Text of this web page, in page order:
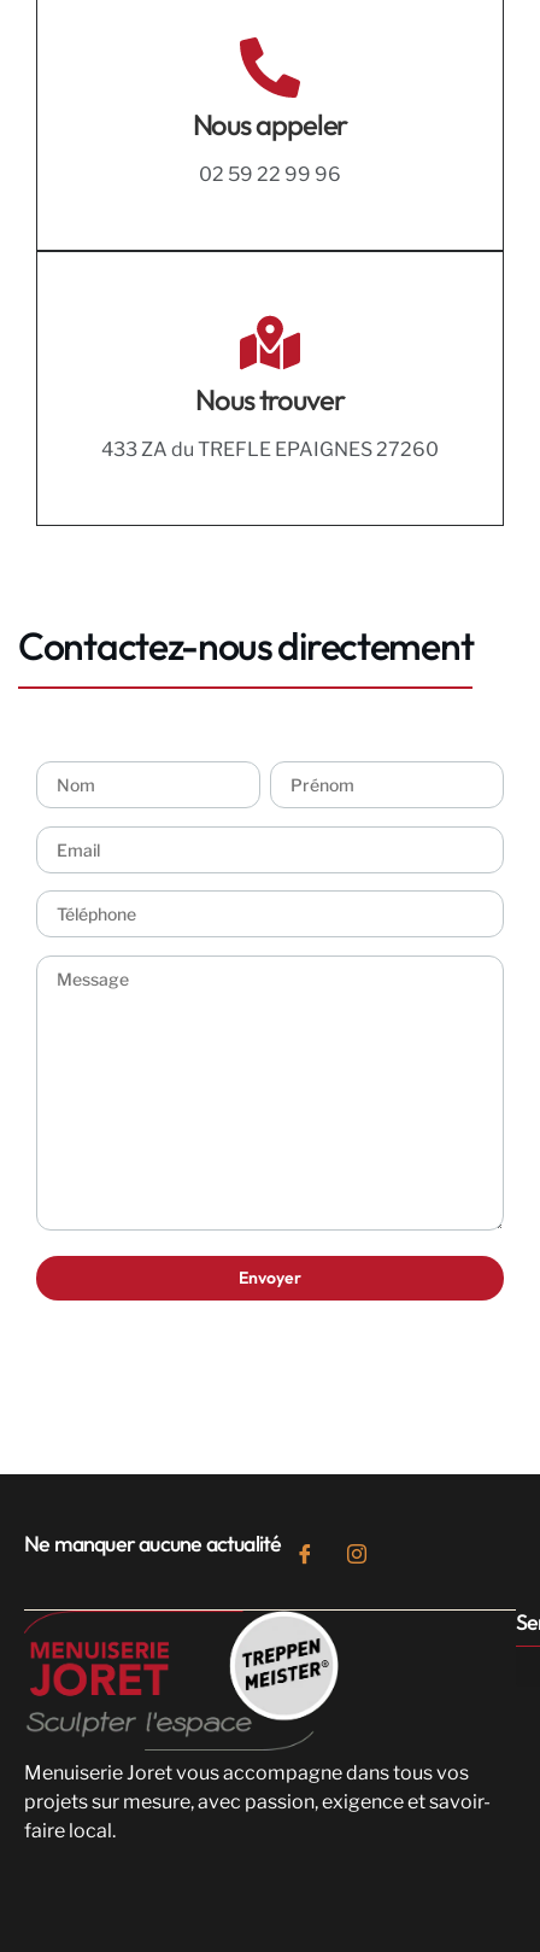
Nous appeler
02 59 22 99 96
Nous trouver
433 ZA du TREFLE EPAIGNES 27260
Contactez-nous directement
Ne manquer aucune actualité
Menuiserie Joret vous accompagne dans tous vos
projets sur mesure, avec passion, exigence et savoir-
faire local.